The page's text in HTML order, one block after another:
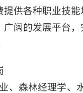
供各种职业技
广阔的发展平台
、森林经理学、